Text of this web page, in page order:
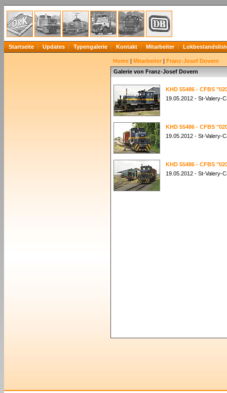
Startseite Updates Typengalerie Kontakt Mitarbeiter
Home | Mitarbeiter | Franz-Josef Dovern
Galerie von Franz-Josef Dovern
KHD 55486 - CFBS
19.05.2012 - St-Valery-
KHD 55486 - CFBS
19.05.2012 - St-Valery-
KHD 55486 - CFBS
19.05.2012 - St-Valery-